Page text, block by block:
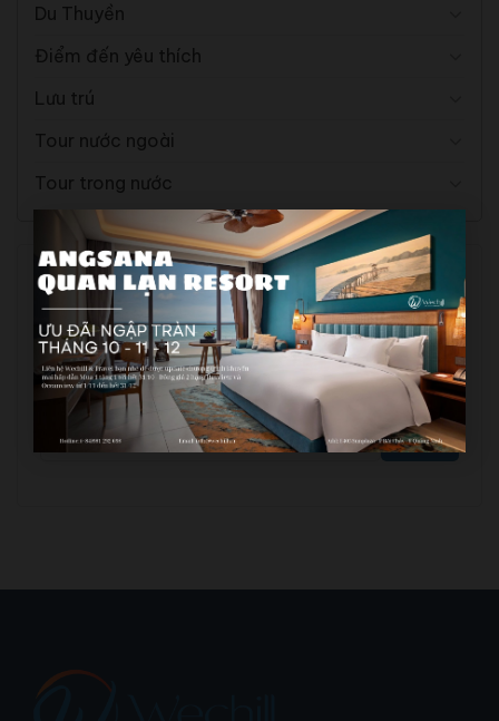
Du Thuyền
Điểm đến yêu thích
Lưu trú
Tour nước ngoài
Tour trong nước
Gọi ngay để được tư vấn
0981.292.698
Hoặc gửi yêu cầu tư vấn